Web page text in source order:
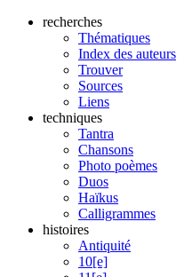
recherches
Thématiques
Index des auteurs
Trouver
Sources
Liens
techniques
Tantra
Chansons
Photo poèmes
Duos
Haïkus
Calligrammes
histoires
Antiquité
10[e]